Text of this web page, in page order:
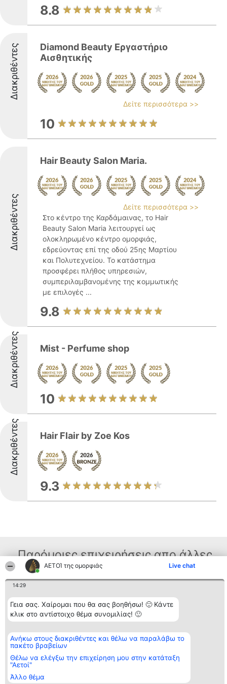
ΑΕΤΟΊ της ομορφιάς Live chat
14:29
Γεια σας. Χαίρομαι που θα σας βοηθήσω! 🙂 Κάντε
κλικ στο αντίστοιχο θέμα συνομιλίας! 🙂
Ανήκω στους διακριθέντες και θέλω να παραλάβω το
πακέτο βραβείων
Θέλω να ελέγξω την επιχείρηση μου στην κατάταξη
"Αετοί"
Άλλο θέμα
8.8
Διακριθέντες
Diamond Beauty Εργαστήριο
Αισθητικής
Δείτε περισσότερα >>
10
Διακριθέντες
Hair Beauty Salon Maria.
Δείτε περισσότερα >>
Στο κέντρο της Καρδάμαινας, το Hair
Beauty Salon Maria λειτουργεί ως
ολοκληρωμένο κέντρο ομορφιάς,
εδρεύοντας επί της οδού 25ης Μαρτίου
και Πολυτεχνείου. Το κατάστημα
προσφέρει πλήθος υπηρεσιών,
συμπεριλαμβανομένης της κομμωτικής
με επιλογές ...
9.8
Διακριθέντες Mist - Perfume shop
10
Διακριθέντες Hair Flair by Zoe Kos
9.3
Παρόμοιες επιχειρήσεις απο άλλες
περιοχές
Διοργανωτής της
κατάταξης
BEAUTIFUL COMPANY
ΤΗΛ. ΕΠΙΚΟΙΝΩΝΙΑΣ:
2104128019
email:
aetoi@beautifulcompany.co
Κατάταξη
Διακριθέντες
Λίστα όλων
διακριθέντων
Μεθοδολογία
προϋποθέσεις
Επικοινωνία